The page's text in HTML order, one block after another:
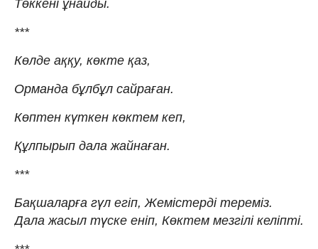
Төккені ұнайды.
***
Көлде аққу, көкте қаз,
Орманда бұлбұл сайраған.
Көптен күткен көктем кеп,
Құлпырып дала жайнаған.
***
Бақшаларға гүл егіп, Жемістерді тереміз.
Дала жасыл түске еніп, Көктем мезгілі келіпті.